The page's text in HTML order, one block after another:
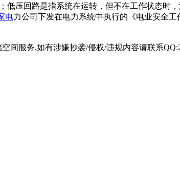
压回路是指系统在运转，但不在工作状态时
电力公司下发在电力系统中执行的《电业安全
间服务,如有涉嫌抄袭/侵权/违规内容请联系